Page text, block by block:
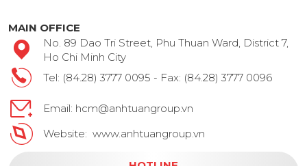
MAIN OFFICE
No. 89 Dao Tri Street, Phu Thuan Ward, District 7,
Ho Chi Minh City
Tel: (84.28) 3777 0095 - Fax: (84.28) 3777 0096
Email: hcm@anhtuangroup.vn
Website: www.anhtuangroup.vn